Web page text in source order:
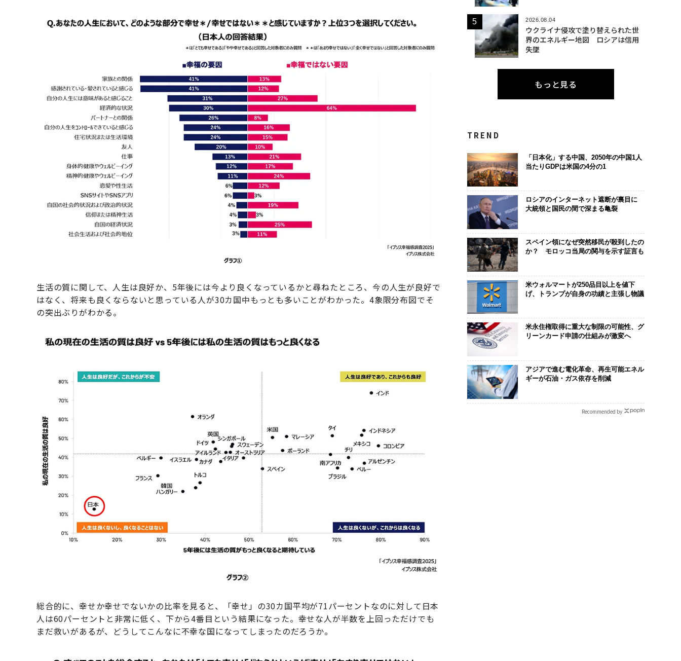
生活の質に関して、人生は良好か、5年後には今より良くなっているかと尋ねたところ、今の人生が良好で
はなく、将来も良くならないと思っている人が30カ国中もっとも多いことがわかった。4象限分布図でそ
の突出ぶりがわかる。
総合的に、幸せか幸せでないかの比率を見ると、「幸せ」の30カ国平均が71パーセントなのに対して日本
人は60パーセントと非常に低く、下から4番目という結果になった。幸せな人が半数を上回っただけでも
まだ救いがあるが、どうしてこんなに不幸な国になってしまったのだろうか。
2026.08.04
ウクライナ侵攻で塗り替えられた世
界のエネルギー地図 ロシアは信用
失墜
もっと見る
TREND
「日本化」する中国、2050年の中国1人
当たりGDPは米国の4分の1
ロシアのインターネット遮断が裏目に
大統領と国民の間で深まる亀裂
スペイン領になぜ突然移民が殺到したの
か？ モロッコ当局の関与を示す証言も
米ウォルマートが250品目以上を値下
げ、トランプが自身の功績と主張し物議
米永住権取得に重大な制限の可能性、グ
リーンカード申請の仕組みが激変へ
アジアで進む電化革命、再生可能エネル
ギーが石油・ガス依存を削減
Recommended by